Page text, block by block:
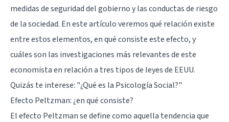
medidas de seguridad del gobierno y las conductas de riesgo
de la sociedad. En este artículo veremos qué relación existe
entre estos elementos, en qué consiste este efecto, y
cuáles son las investigaciones más relevantes de este
economista en relación a tres tipos de leyes de EEUU.
Quizás te interese: "¿Qué es la Psicología Social?"
Efecto Peltzman: ¿en qué consiste?
El efecto Peltzman se define como aquella tendencia que